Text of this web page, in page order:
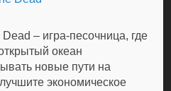
– игра-песочница, где
океан
новые пути на
экономическое